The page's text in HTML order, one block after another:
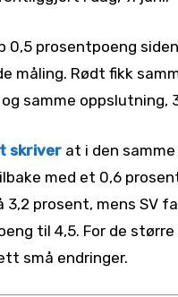
0,5 prosentpoeng
måling. Rødt fikk
og samme oppslutning,
skriver at i den
med et 0,6
3,2 prosent, mens SV
til 4,5. For de
små endringer.